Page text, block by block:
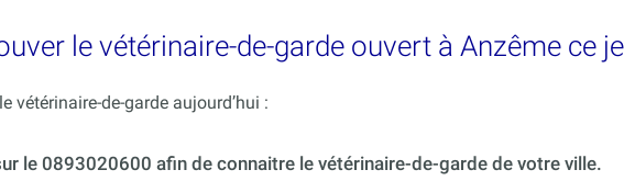
le vétérinaire-de-garde ouvert à Anzême ce
vétérinaire-de-garde aujourd’hui :
le 0893020600 afin de connaitre le vétérinaire-de-garde de votre ville.